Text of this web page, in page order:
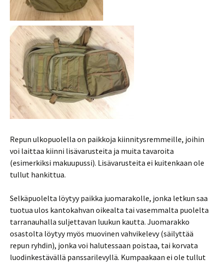
Repun ulkopuolella on paikkoja kiinnitysremmeille, joihin
voi laittaa kiinni lisävarusteita ja muita tavaroita
(esimerkiksi makuupussi). Lisävarusteita ei kuitenkaan ole
tullut hankittua.
Selkäpuolelta löytyy paikka juomarakolle, jonka letkun saa
tuotua ulos kantokahvan oikealta tai vasemmalta puolelta
tarranauhalla suljettavan luukun kautta. Juomarakko
osastolta löytyy myös muovinen vahvikelevy (säilyttää
repun ryhdin), jonka voi halutessaan poistaa, tai korvata
luodinkestävällä panssarilevyllä. Kumpaakaan ei ole tullut